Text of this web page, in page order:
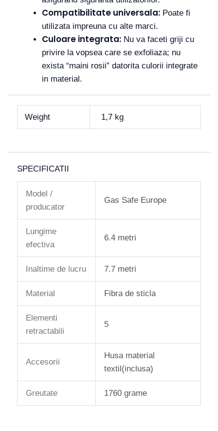
Compatibilitate universala: Poate fi
utilizata impreuna cu alte marci.
Culoare integrata: Nu va faceti griji cu
privire la vopsea care se exfoliaza; nu
exista “maini rosii” datorita culorii integrate
in material.
Weight 1,7 kg
SPECIFICATII
Model /
producator
Gas Safe Europe
Lungime
efectiva
6.4 metri
Inaltime de lucru 7.7 metri
Material Fibra de sticla
Elementi
retractabili
5
Accesorii
Husa material
textil(inclusa)
Greutate 1760 grame